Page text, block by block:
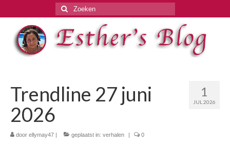
Zoeken
naar:
1
JUL 2026
Trendline 27 juni
2026
door ellymay47 | geplaatst in: verhalen | 0